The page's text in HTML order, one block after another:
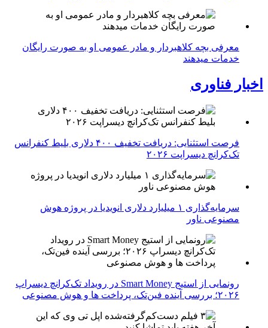
معرفی بچه کلاهبردار و مادر عمومی او به صورت رایگان
خدمات میدهند
اخبار فناوری
فرصت استثنایی: دریافت تخفیف ۴۰۰ دلاری بلیط کنفرانس
تک‌کرانچ دیسراپت ۲۰۲۶
سرمایه‌گذاری ۱ میلیارد دلاری انویدیا در پروژه هوش
مصنوعی ناور
رونمایی از استیج Smart Money در رویداد تک‌کرانچ دیسراپ
۲۰۲۶؛ بررسی آینده فین‌تک، پرداخت‌ ها و هوش مصنوعی